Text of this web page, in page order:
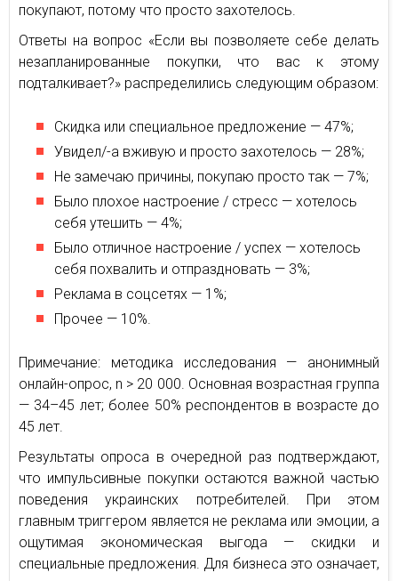
покупают, потому что просто захотелось.
Ответы на вопрос «Если вы позволяете себе делать
незапланированные покупки, что вас к этому
подталкивает?» распределились следующим образом:
Скидка или специальное предложение — 47%;
Увидел/-а вживую и просто захотелось — 28%;
Не замечаю причины, покупаю просто так — 7%;
Было плохое настроение / стресс — хотелось
себя утешить — 4%;
Было отличное настроение / успех — хотелось
себя похвалить и отпраздновать — 3%;
Реклама в соцсетях — 1%;
Прочее — 10%.
Примечание: методика исследования — анонимный
онлайн-опрос, n > 20 000. Основная возрастная группа
— 34–45 лет; более 50% респондентов в возрасте до
45 лет.
Результаты опроса в очередной раз подтверждают,
что импульсивные покупки остаются важной частью
поведения украинских потребителей. При этом
главным триггером является не реклама или эмоции, а
ощутимая экономическая выгода — скидки и
специальные предложения. Для бизнеса это означает,